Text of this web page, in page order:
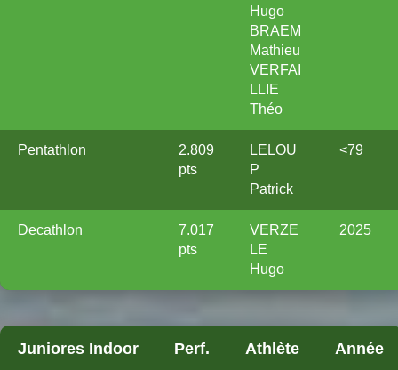
Hugo
BRAEM
Mathieu
VERFAI
LLIE
Théo
Pentathlon
2.809
pts
LELOU
P
Patrick
<79
Decathlon
7.017
pts
VERZE
LE
Hugo
2025
Juniores Indoor Perf. Athlète Année